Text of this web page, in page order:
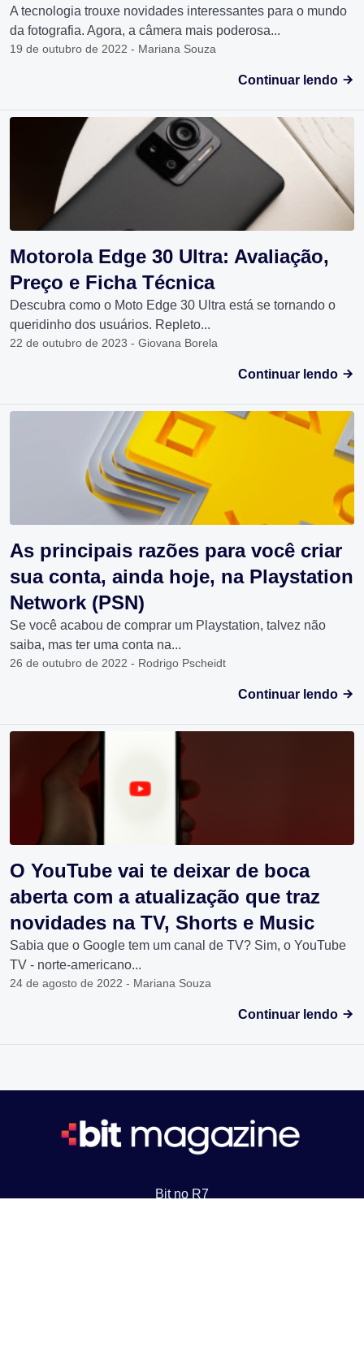
A tecnologia trouxe novidades interessantes para o mundo
da fotografia. Agora, a câmera mais poderosa...
19 de outubro de 2022 - Mariana Souza
Continuar lendo
Motorola Edge 30 Ultra: Avaliação,
Preço e Ficha Técnica
Descubra como o Moto Edge 30 Ultra está se tornando o
queridinho dos usuários. Repleto...
22 de outubro de 2023 - Giovana Borela
Continuar lendo
As principais razões para você criar
sua conta, ainda hoje, na Playstation
Network (PSN)
Se você acabou de comprar um Playstation, talvez não
saiba, mas ter uma conta na...
26 de outubro de 2022 - Rodrigo Pscheidt
Continuar lendo
O YouTube vai te deixar de boca
aberta com a atualização que traz
novidades na TV, Shorts e Music
Sabia que o Google tem um canal de TV? Sim, o YouTube
TV - norte-americano...
24 de agosto de 2022 - Mariana Souza
Continuar lendo
Bit no R7